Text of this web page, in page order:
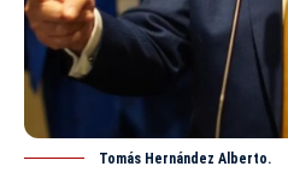
Tomás Hernández Alberto.